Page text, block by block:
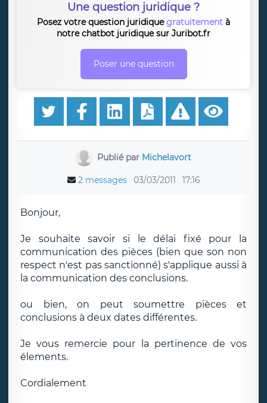
Une question juridique ?
Posez votre question juridiquegratuitement à
notre chatbot juridique sur Juribot.fr
Poser une question
Publié par Michelavort
2 messages 03/03/2011 17:16
Bonjour,
Je souhaite savoir si le délai fixé pour la
communication des pièces (bien que son non
respect n'est pas sanctionné) s'applique aussi à
la communication des conclusions.
ou bien, on peut soumettre pièces et
conclusions à deux dates différentes.
Je vous remercie pour la pertinence de vos
élements.
Cordialement